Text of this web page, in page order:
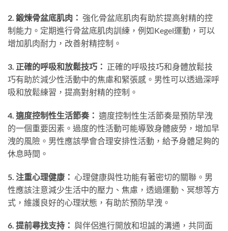
2. 鍛煉骨盆底肌肉： 強化骨盆底肌肉有助於提高射精的控
制能力。定期進行骨盆底肌肉訓練，例如Kegel運動，可以
增加肌肉耐力，改善射精控制。
3. 正確的呼吸和放鬆技巧： 正確的呼吸技巧和身體放鬆技
巧有助於減少性活動中的焦慮和緊張感。男性可以透過深呼
吸和放鬆練習，提高對射精的控制。
4. 適度控制性生活節奏： 適度控制性生活節奏是預防早洩
的一個重要因素。過度的性活動可能導致身體疲勞，增加早
洩的風險。男性應該學會合理安排性活動，給予身體足夠的
休息時間。
5. 注重心理健康： 心理健康與性功能有著密切的關聯。男
性應該注意減少生活中的壓力、焦慮，透過運動、冥想等方
式，維護良好的心理狀態，有助於預防早洩。
6. 提前尋找支持： 與伴侶進行開放和坦誠的溝通，共同面